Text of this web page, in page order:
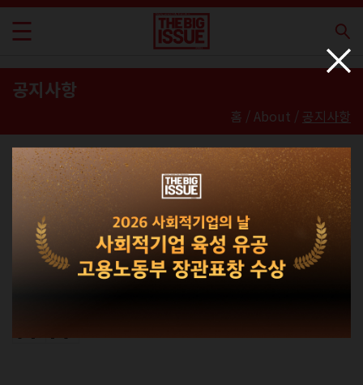
공지사항
홈 / About / 공지사항
빅이슈 코리아
공지사항
공지